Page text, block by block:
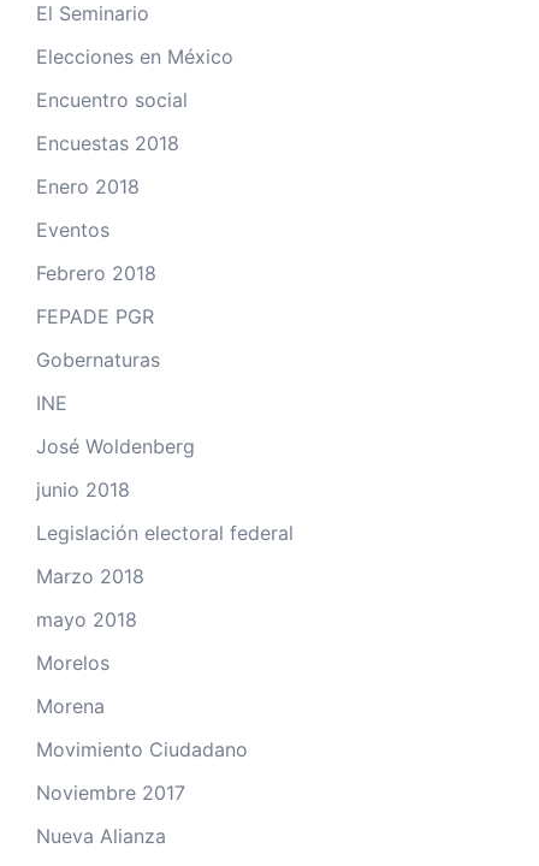
El Seminario
Elecciones en México
Encuentro social
Encuestas 2018
Enero 2018
Eventos
Febrero 2018
FEPADE PGR
Gobernaturas
INE
José Woldenberg
junio 2018
Legislación electoral federal
Marzo 2018
mayo 2018
Morelos
Morena
Movimiento Ciudadano
Noviembre 2017
Nueva Alianza